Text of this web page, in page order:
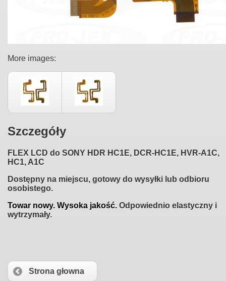
More images:
Szczegóły
FLEX LCD do SONY HDR HC1E, DCR-HC1E, HVR-A1C,
HC1, A1C
Dostępny na miejscu, gotowy do wysyłki lub odbioru
osobistego.
Towar nowy. Wysoka jakość. Odpowiednio elastyczny i
wytrzymały.
Strona głowna